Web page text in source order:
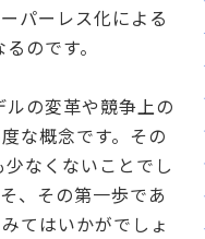
パーレス化による
のです。
の変革や競争上の
な概念です。その
なくないことでし
、その第一歩であ
てはいかがでしょ